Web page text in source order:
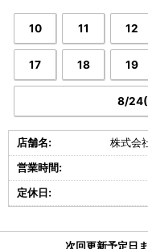
10 11 12
17 18 19
8/24(
店舗名: 株式会
営業時間:
定休日:
次回更新予定日